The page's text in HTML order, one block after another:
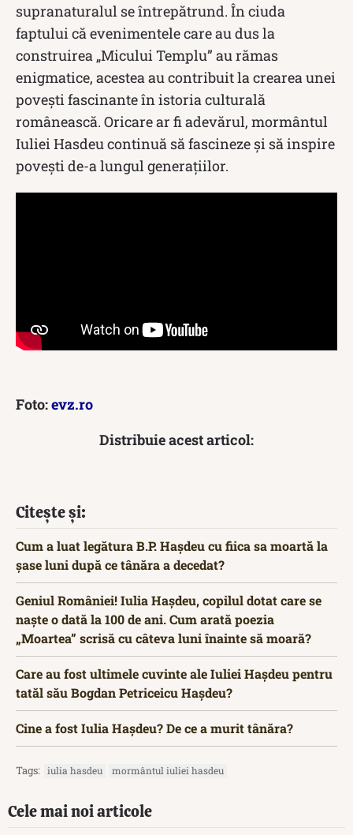
supranaturalul se întrepătrund. În ciuda
faptului că evenimentele care au dus la
construirea „Micului Templu” au rămas
enigmatice, acestea au contribuit la crearea unei
povești fascinante în istoria culturală
românească. Oricare ar fi adevărul, mormântul
Iuliei Hasdeu continuă să fascineze și să inspire
povești de-a lungul generațiilor.
Foto:evz.ro
Distribuie acest articol:
Citește și:
Cum a luat legătura B.P. Hașdeu cu fiica sa moartă la
șase luni după ce tânăra a decedat?
Geniul României! Iulia Hașdeu, copilul dotat care se
naște o dată la 100 de ani. Cum arată poezia
„Moartea” scrisă cu câteva luni înainte să moară?
Care au fost ultimele cuvinte ale Iuliei Hașdeu pentru
tatăl său Bogdan Petriceicu Hașdeu?
Cine a fost Iulia Hașdeu? De ce a murit tânăra?
Tags: iulia hasdeu mormântul iuliei hasdeu
Cele mai noi articole